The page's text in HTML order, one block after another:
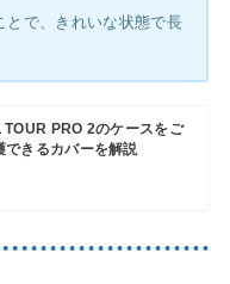
とで、きれいな状態で長
TOUR PRO 2のケースをご
できるカバーを解説